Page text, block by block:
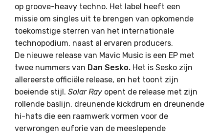
op groove-heavy techno. Het label heeft een
missie om singles uit te brengen van opkomende
toekomstige sterren van het internationale
technopodium, naast al ervaren producers.
De nieuwe release van Mavic Music is een EP met
twee nummers van Dan Sesko. Het is Sesko zijn
allereerste officiële release, en het toont zijn
boeiende stijl. Solar Ray opent de release met zijn
rollende baslijn, dreunende kickdrum en dreunende
hi-hats die een raamwerk vormen voor de
verwrongen euforie van de meeslepende